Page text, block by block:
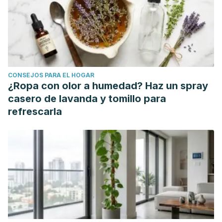
CONSEJOS PARA EL HOGAR
¿Ropa con olor a humedad? Haz un spray
casero de lavanda y tomillo para
refrescarla